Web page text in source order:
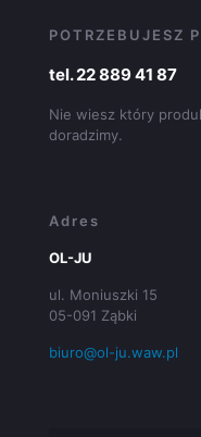
POTRZEBUJESZ
tel. 22 889 41 87
Nie wiesz który
doradzimy.
Adres
OL-JU
ul. Moniuszki 15
05-091 Ząbki
biuro@ol-ju.waw.pl